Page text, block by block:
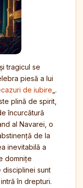
tragicul se
piesă a lui
de iubire „.
plină de spirit,
încurcătură
al Navarei, o
de la
inevitabilă a
domnițe
sunt
în drepturi.